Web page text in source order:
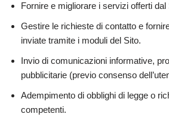
Fornire e migliorare i servizi offerti dal
Gestire le richieste di contatto e
inviate tramite i moduli del Sito.
Invio di comunicazioni informative,
pubblicitarie (previo consenso
Adempimento di obblighi di legge o
competenti.